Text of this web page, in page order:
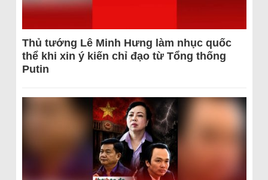
Thủ tướng Lê Minh Hưng làm nhục quốc
thể khi xin ý kiến chỉ đạo từ Tổng thống
Putin